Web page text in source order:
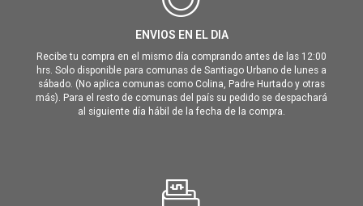
ENVIOS EN EL DIA
Recibe tu compra en el mismo día comprando antes de las 12:00
hrs. Solo disponible para comunas de Santiago Urbano de lunes a
sábado. (No aplica comunas como Colina, Padre Hurtado y otras
más). Para el resto de comunas del país su pedido se despachará
al siguiente día hábil de la fecha de la compra.